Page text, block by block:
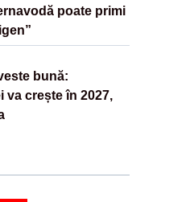
poate primi
bună:
va crește în 2027,